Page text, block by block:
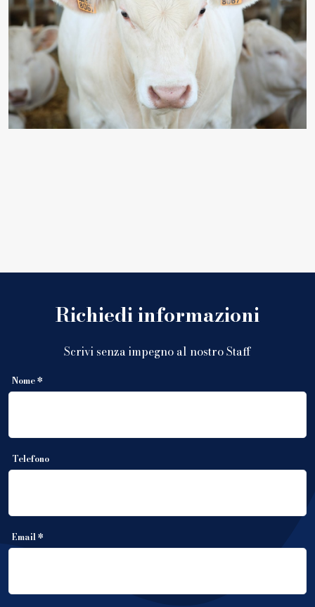
Richiedi informazioni
Scrivi senza impegno al nostro Staff
Nome *
Telefono
Email *